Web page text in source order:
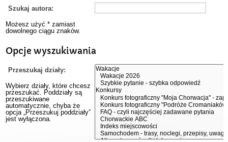
Szukaj autora:
Możesz użyć * zamiast
dowolnego ciągu znaków.
Opcje wyszukiwania
Przeszukaj działy:
Wybierz działy, które chcesz
przeszukać. Poddziały są
przeszukiwane
automatycznie, chyba że
opcja „Przeszukuj poddziały”
jest wyłączona.